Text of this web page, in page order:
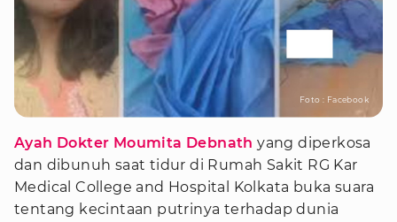
Foto : Facebook
Ayah Dokter Moumita Debnath yang diperkosa
dan dibunuh saat tidur di Rumah Sakit RG Kar
Medical College and Hospital Kolkata buka suara
tentang kecintaan putrinya terhadap dunia